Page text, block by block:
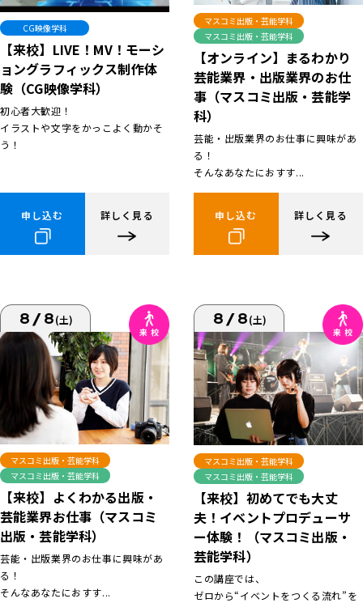
CG映像学科
【来校】LIVE！MV！モーシ
ョングラフィックス制作体
験（CG映像学科）
初心者大歓迎！
イラストや文字をかっこよく動かそ
う！
申し込む 詳しく見る
マスコミ出版・芸能学科
マスコミ出版・芸能学科
【オンライン】まるわかり
芸能業界・出版業界のお仕
事（マスコミ出版・芸能学
科）
芸能・出版業界のお仕事に興味があ
る！
そんなあなたにおすす...
申し込む 詳しく見る
8/8(土)
マスコミ出版・芸能学科
マスコミ出版・芸能学科
【来校】よくわかる出版・
芸能業界お仕事（マスコミ
出版・芸能学科）
芸能・出版業界のお仕事に興味があ
る！
そんなあなたにおすす...
8/8(土)
マスコミ出版・芸能学科
マスコミ出版・芸能学科
【来校】初めてでも大丈
夫！イベントプロデューサ
ー体験！（マスコミ出版・
芸能学科）
この講座では、
ゼロから“イベントをつくる流れ”を